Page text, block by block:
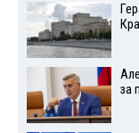
за